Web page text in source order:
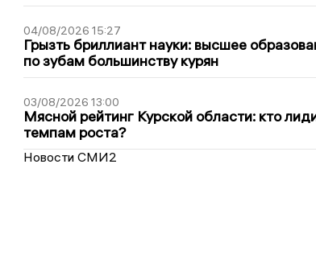
04/08/2026 15:27
Грызть бриллиант науки: высшее
по зубам большинству курян
03/08/2026 13:00
Мясной рейтинг Курской области: кто
темпам роста?
Новости СМИ2